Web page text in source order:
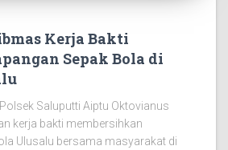
Kerja Bakti
Sepak Bola di
Saluputti Aiptu Oktovianus
kerja bakti membersihkan
Ulusalu bersama masyarakat di